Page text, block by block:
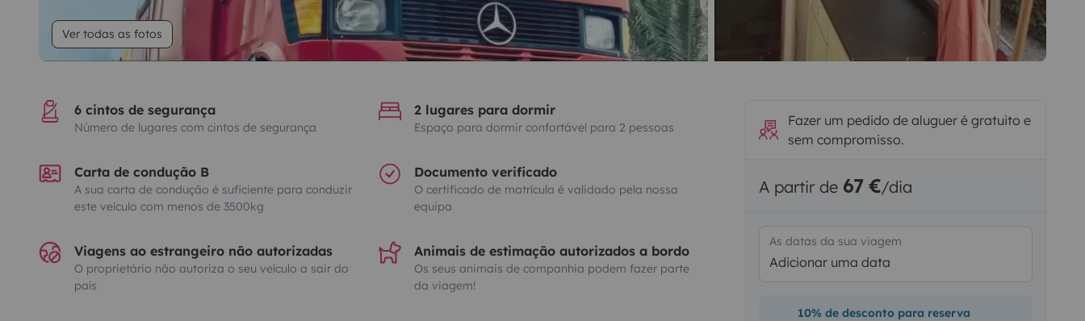
Ver todas as fotos
6 cintos de segurança
Número de lugares com cintos de segurança
2 lugares para dormir
Espaço para dormir confortável para 2 pessoas
Carta de condução B
A sua carta de condução é suficiente para conduzir
este veículo com menos de 3500kg
Documento verificado
O certificado de matrícula é validado pela nossa
equipa
Viagens ao estrangeiro não autorizadas
O proprietário não autoriza o seu veículo a sair do
país
Animais de estimação autorizados a bordo
Os seus animais de companhia podem fazer parte
da viagem!
Fazer um pedido de aluguer é gratuito e
sem compromisso.
A partir de 67 €/dia
As datas da sua viagem
Adicionar uma data
10% de desconto para reserva